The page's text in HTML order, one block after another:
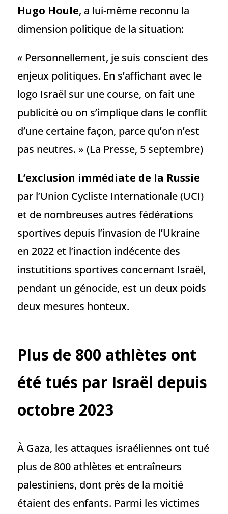
Hugo Houle, a lui-même reconnu la
dimension politique de la situation:
« Personnellement, je suis conscient des
enjeux politiques. En s’affichant avec le
logo Israël sur une course, on fait une
publicité ou on s’implique dans le conflit
d’une certaine façon, parce qu’on n’est
pas neutres. » (La Presse, 5 septembre)
L’exclusion immédiate de la Russie
par l’Union Cycliste Internationale (UCI)
et de nombreuses autres fédérations
sportives depuis l’invasion de l’Ukraine
en 2022 et l’inaction indécente des
instutitions sportives concernant Israël,
pendant un génocide, est un deux poids
deux mesures honteux.
Plus de 800 athlètes ont
été tués par Israël depuis
octobre 2023
À Gaza, les attaques israéliennes ont tué
plus de 800 athlètes et entraîneurs
palestiniens, dont près de la moitié
étaient des enfants. Parmi les victimes